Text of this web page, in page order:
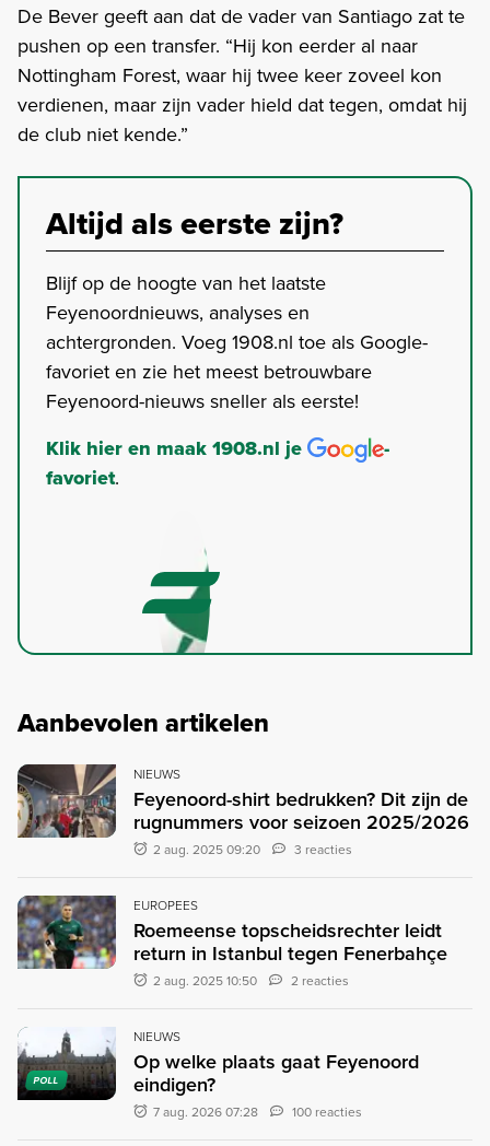
De Bever geeft aan dat de vader van Santiago zat te
pushen op een transfer. “Hij kon eerder al naar
Nottingham Forest, waar hij twee keer zoveel kon
verdienen, maar zijn vader hield dat tegen, omdat hij
de club niet kende.”
Altijd als eerste zijn?
Blijf op de hoogte van het laatste
Feyenoordnieuws, analyses en
achtergronden. Voeg 1908.nl toe als Google-
favoriet en zie het meest betrouwbare
Feyenoord-nieuws sneller als eerste!
Klik hier en maak 1908.nl je
-
favoriet.
Aanbevolen artikelen
NIEUWS
Feyenoord-shirt bedrukken? Dit zijn de
rugnummers voor seizoen 2025/2026
2 aug. 2025 09:20 3 reacties
EUROPEES
Roemeense topscheidsrechter leidt
return in Istanbul tegen Fenerbahçe
2 aug. 2025 10:50 2 reacties
POLL
NIEUWS
Op welke plaats gaat Feyenoord
eindigen?
7 aug. 2026 07:28 100 reacties